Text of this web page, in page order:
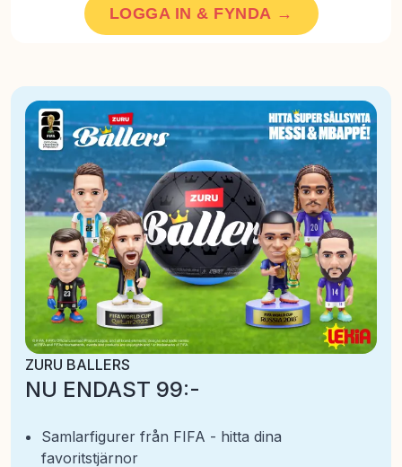
LOGGA IN & FYNDA →
ZURU BALLERS
NU ENDAST 99:-
Samlarfigurer från FIFA - hitta dina
favoritstjärnor